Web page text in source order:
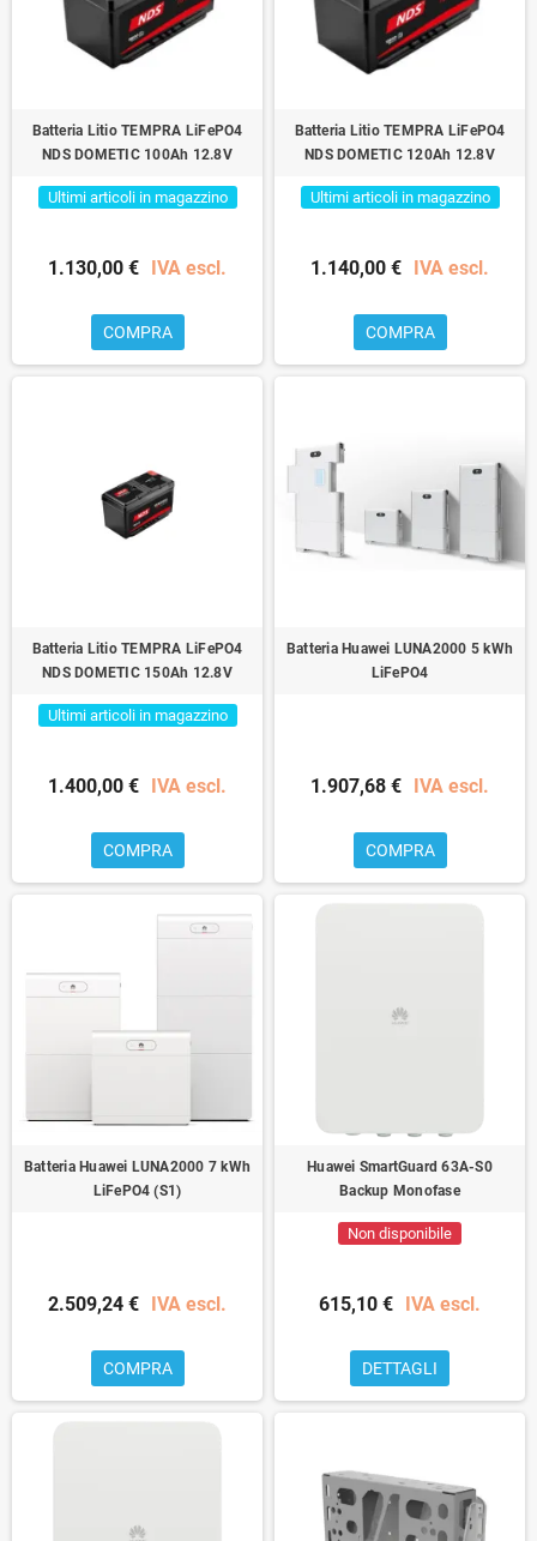
Batteria Litio TEMPRA LiFePO4
NDS DOMETIC 100Ah 12.8V
Ultimi articoli in magazzino
1.130,00 € IVA escl.
COMPRA
Batteria Litio TEMPRA LiFePO4
NDS DOMETIC 120Ah 12.8V
Ultimi articoli in magazzino
1.140,00 € IVA escl.
COMPRA
Batteria Litio TEMPRA LiFePO4
NDS DOMETIC 150Ah 12.8V
Ultimi articoli in magazzino
1.400,00 € IVA escl.
COMPRA
Batteria Huawei LUNA2000 5 kWh
LiFePO4
1.907,68 € IVA escl.
COMPRA
Batteria Huawei LUNA2000 7 kWh
LiFePO4 (S1)
2.509,24 € IVA escl.
COMPRA
Huawei SmartGuard 63A-S0
Backup Monofase
Non disponibile
615,10 € IVA escl.
DETTAGLI